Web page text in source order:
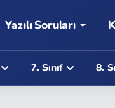
Yazılı Soruları
7. Sınıf 8.